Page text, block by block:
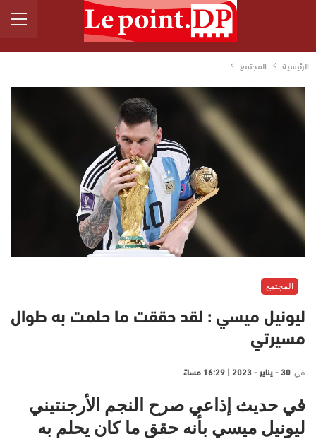
الرئيسية المجتمع
المجتمع
ليونيل ميسي : لقد حققت ما حلمت به طوال
مسيرتي
في 30 - يناير - 2023 | 16:29 مساءً
في حديث إذاعي صرح النجم الأرجنتيني
ليونيل ميسي بأنه حقق ما كان يحلم به